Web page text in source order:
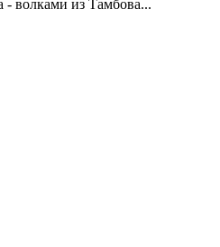
- волками из Тамбова...